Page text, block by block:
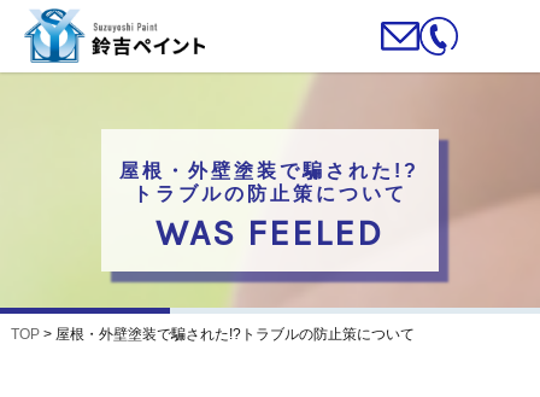
屋根・外壁塗装で騙された!?
トラブルの防止策について
WAS FEELED
TOP> 屋根・外壁塗装で騙された!?トラブルの防止策について